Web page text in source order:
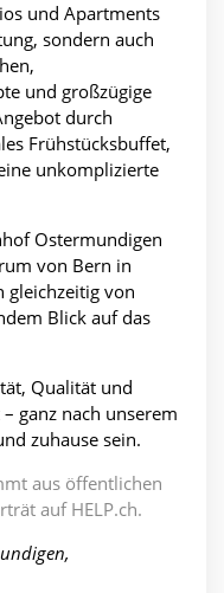
und Apartments
sondern auch
und großzügige
durch
Frühstücksbuffet,
unkomplizierte
Ostermundigen
von Bern in
von
Blick auf das
Qualität und
ganz nach unserem
zuhause sein.
aus öffentlichen
auf HELP.ch.